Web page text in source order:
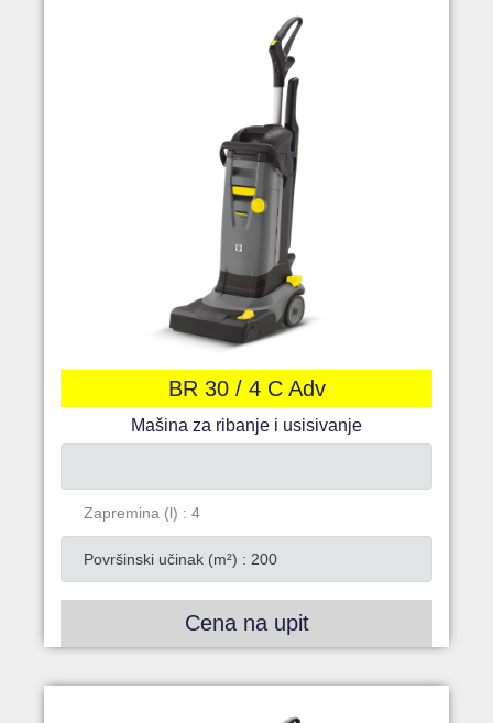
BR 30 / 4 C Adv
Mašina za ribanje i usisivanje
Zapremina (l) : 4
Površinski učinak (m²) : 200
Cena na upit